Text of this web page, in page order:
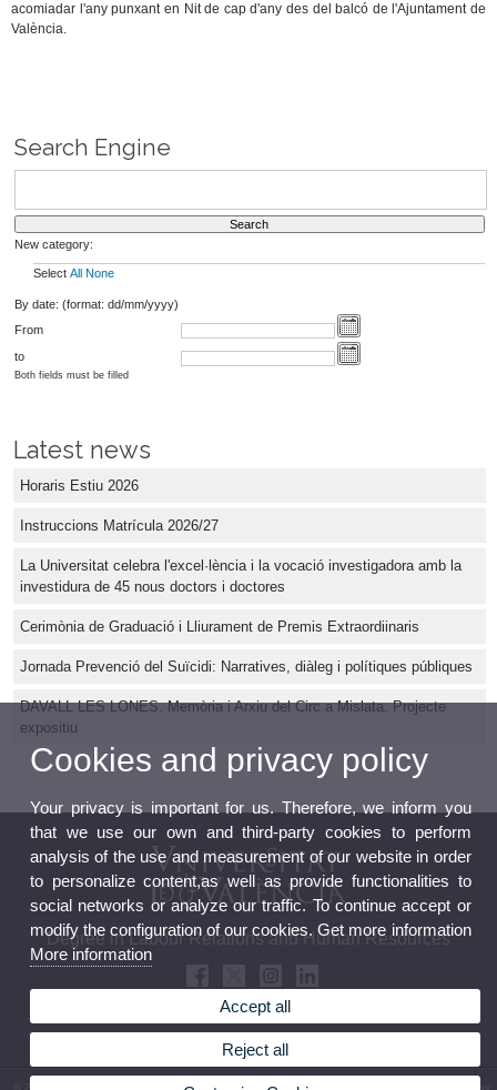
acomiadar l'any punxant en Nit de cap d'any des del balcó de l'Ajuntament de
València.
Search Engine
New category:
Select All None
By date: (format: dd/mm/yyyy)
From
to
Both fields must be filled
Latest news
Horaris Estiu 2026
Instruccions Matrícula 2026/27
La Universitat celebra l'excel·lència i la vocació investigadora amb la
investidura de 45 nous doctors i doctores
Cerimònia de Graduació i Lliurament de Premis Extraordiinaris
Jornada Prevenció del Suïcidi: Narratives, diàleg i polítiques públiques
DAVALL LES LONES. Memòria i Arxiu del Circ a Mislata. Projecte
expositiu
Degree in Labour Relations and Human Resources
© 2026 UV. - Avenida Tarongers, 4b. 46021 Valencia. Spain. Phone: (+34) 96 382 85 00 Fax:
Cookies and privacy policy
Your privacy is important for us. Therefore, we inform you
that we use our own and third-party cookies to perform
analysis of the use and measurement of our website in order
to personalize content,as well as provide functionalities to
social networks or analyze our traffic. To continue accept or
modify the configuration of our cookies. Get more information
More information
Accept all
Reject all